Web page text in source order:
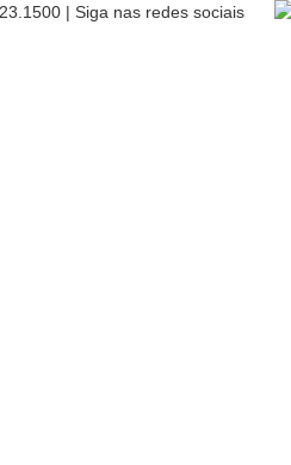
| Siga nas redes sociais